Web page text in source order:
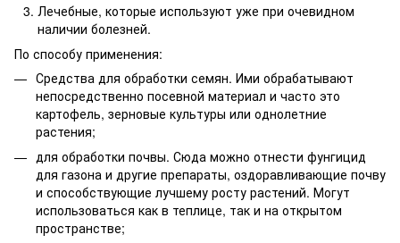
Лечебные, которые используют уже при очевидном
наличии болезней.
По способу применения:
Средства для обработки семян. Ими обрабатывают
непосредственно посевной материал и часто это
картофель, зерновые культуры или однолетние
растения;
для обработки почвы. Сюда можно отнести фунгицид
для газона и другие препараты, оздоравливающие почву
и способствующие лучшему росту растений. Могут
использоваться как в теплице, так и на открытом
пространстве;